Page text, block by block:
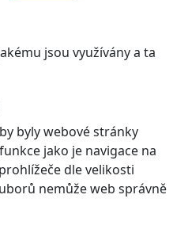
jsou využívány a ta
byly webové stránky
jako je navigace na
dle velikosti
nemůže web správně